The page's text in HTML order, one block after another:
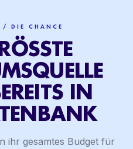
/ DIE CHANCE
W
S
IN I
ihr gesamtes Budget für